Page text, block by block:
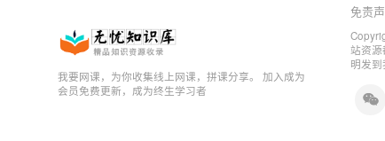
我要网课，为你收集线上网课，拼课分享。 加入成为
会员免费更新，成为终生学习者
免责
站资
明发到